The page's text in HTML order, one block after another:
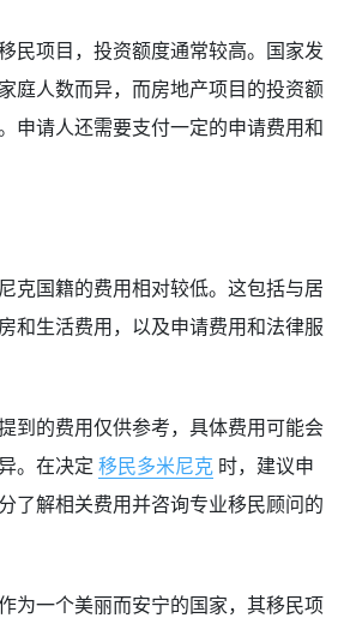
民项目，投资额度通常较高。国家发
庭人数而异，而房地产项目的投资额
申请人还需要支付一定的申请费用和
克国籍的费用相对较低。这包括与居
和生活费用，以及申请费用和法律服
到的费用仅供参考，具体费用可能会
。在决定 移民多米尼克 时，建议申
了解相关费用并咨询专业移民顾问的
为一个美丽而安宁的国家，其移民项